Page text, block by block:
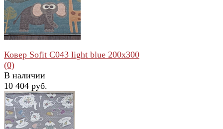
Ковер Sofit C043 light blue 200x300
(0)
В наличии
10 404 руб.